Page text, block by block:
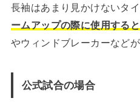
長袖はあまり見かけないタイ
ームアップの際に使用する
やウィンドブレーカーなどが
公式試合の場合